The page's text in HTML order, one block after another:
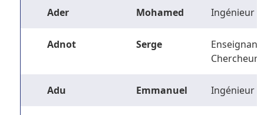
Ader Mohamed Ingénieur
Adnot Serge
Enseignant-
Chercheur
Adu Emmanuel Ingénieur